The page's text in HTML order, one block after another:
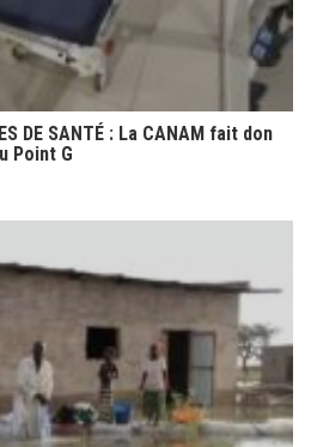
DE SANTÉ : La CANAM fait don
Point G